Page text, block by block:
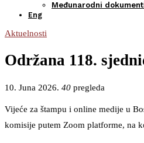
Međunarodni
Eng
Aktuelnosti
Održana 118.
10. Juna 2026. 40 pregleda
Vijeće za štampu i online medije u
komisije putem Zoom platforme, na